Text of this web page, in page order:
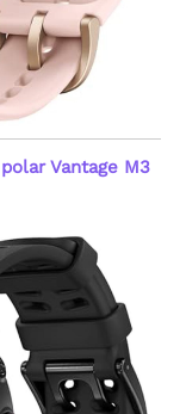
Vantage M3